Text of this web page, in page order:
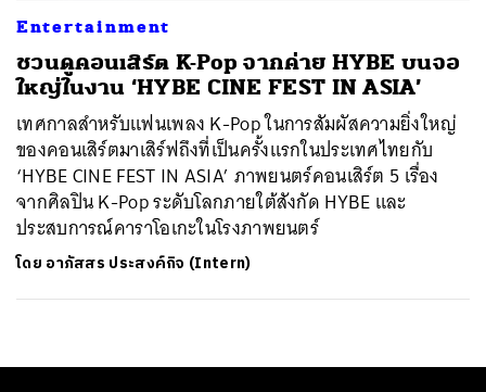
Entertainment
ชวนดูคอนเสิร์ต K-Pop จากค่าย HYBE บนจอ
ใหญ่ในงาน ‘HYBE CINE FEST IN ASIA’
เทศกาลสำหรับแฟนเพลง K-Pop ในการสัมผัสความยิ่งใหญ่
ของคอนเสิร์ตมาเสิร์ฟถึงที่เป็นครั้งแรกในประเทศไทยกับ
‘HYBE CINE FEST IN ASIA’ ภาพยนตร์คอนเสิร์ต 5 เรื่อง
จากศิลปิน K-Pop ระดับโลกภายใต้สังกัด HYBE และ
ประสบการณ์คาราโอเกะในโรงภาพยนตร์
โดย อาภัสสร ประสงค์กิจ (Intern)